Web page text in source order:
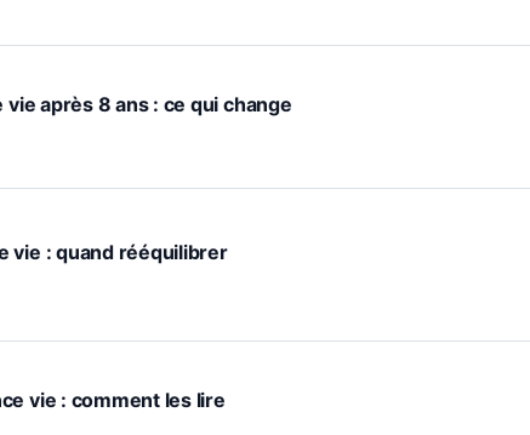
vie après 8 ans : ce qui change
vie : quand rééquilibrer
vie : comment les lire